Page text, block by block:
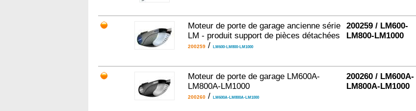
Moteur de porte de garage ancienne série
LM - produit support de pièces détachées
200259/ LM600-LM800-LM1000
200259 / LM600-
LM800-LM1000
Moteur de porte de garage LM600A-
LM800A-LM1000
200260/ LM600A-LM800A-LM1000
200260 / LM600A-
LM800A-LM1000